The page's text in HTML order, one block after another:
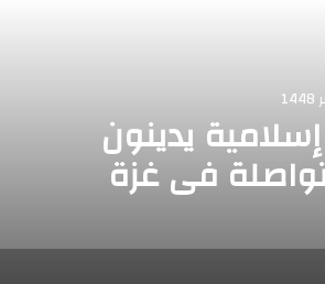
وإسلامية يدينون
في غزة